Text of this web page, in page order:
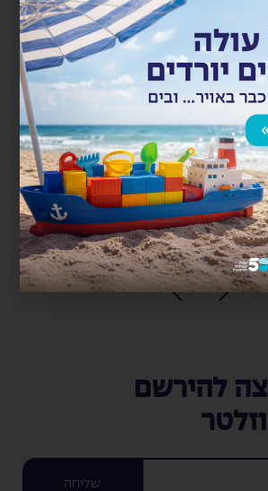
מציינת את יום האישה
לאלימות נגד נשים"
שנה, ב-8 במרץ, מצוין יום האישה הבין-לאומי בארגון
רבות בעולם וגם בישראל. ביום...
קרא עוד
להירשם
שליחה